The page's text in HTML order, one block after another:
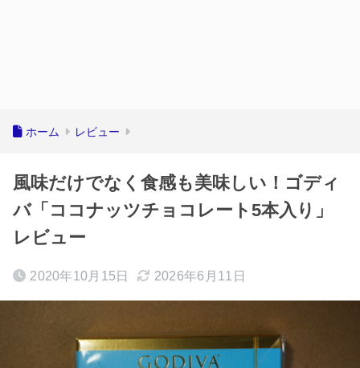
ホーム レビュー
風味だけでなく食感も美味しい！ゴディ
バ「ココナッツチョコレート5本入り」
レビュー
2020年10月15日 2026年6月11日